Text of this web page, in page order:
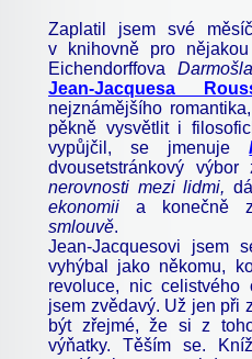
Zaplatil jsem své
v knihovně pro
Eichendorffova
Jean-Jacquesa
nejznámějšího
pěkně vysvětlit i
vypůjčil, se jmenuje
dvousetstránkový
nerovnosti mezi lidmi,
ekonomii a konečně
smlouvě.
Jean-Jacquesovi jsem
vyhýbal jako někomu,
revoluce, nic
jsem zvědavý. Už jen při
být zřejmé, že si z
výňatky. Těším se.